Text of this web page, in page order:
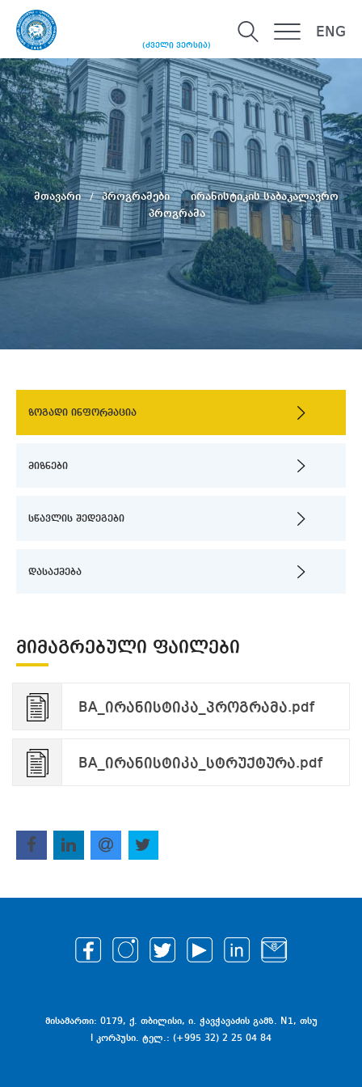
(ძველი ვერსია)
ENG
მთავარი პროგრამები
ირანისტიკის საბაკალავრო
პროგრამა
ზოგადი ინფორმაცია
მიზნები
სწავლის შედეგები
დასაქმება
ᲛᲘᲛᲐᲒᲠᲔᲑᲣᲚᲘ ᲤᲐᲘᲚᲔᲑᲘ
BA_ირანისტიკა_პროგრამა.pdf
BA_ირანისტიკა_სტრუქტურა.pdf
მისამართი: 0179, ქ. თბილისი, ი. ჭავჭავაძის გამზ. N1, თსუ
I კორპუსი. ტელ.: (+995 32) 2 25 04 84